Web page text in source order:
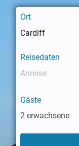
Ort
Reisedaten
Gäste
2 erwachsene